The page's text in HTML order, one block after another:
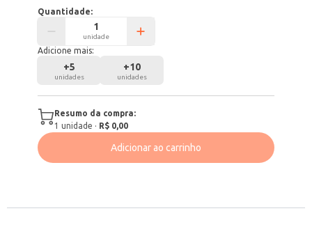
Quantidade:
unidade
Adicione mais:
+5
unidades
+10
unidades
Resumo da compra:
1 unidade · R$ 0,00
Adicionar ao carrinho